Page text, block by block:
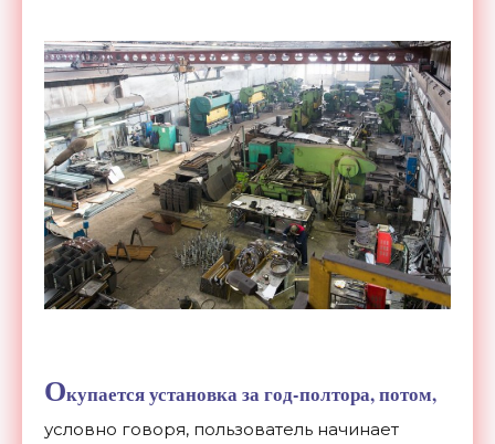
Окупается установка за год-полтора, потом,
условно говоря, пользователь начинает